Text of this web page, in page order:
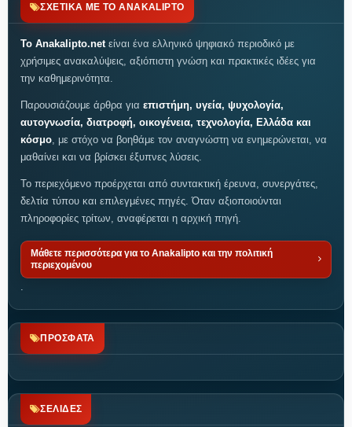
ΣΧΕΤΙΚΑ ΜΕ ΤΟ ANAKALIPTO
Το Anakalipto.net είναι ένα ελληνικό ψηφιακό περιοδικό με
χρήσιμες ανακαλύψεις, αξιόπιστη γνώση και πρακτικές ιδέες για
την καθημερινότητα.
Παρουσιάζουμε άρθρα για επιστήμη, υγεία, ψυχολογία,
αυτογνωσία, διατροφή, οικογένεια, τεχνολογία, Ελλάδα και
κόσμο , με στόχο να βοηθάμε τον αναγνώστη να ενημερώνεται, να
μαθαίνει και να βρίσκει έξυπνες λύσεις.
Το περιεχόμενο προέρχεται από συντακτική έρευνα, συνεργάτες,
δελτία τύπου και επιλεγμένες πηγές. Όταν αξιοποιούνται
πληροφορίες τρίτων, αναφέρεται η αρχική πηγή.
Μάθετε περισσότερα για το Anakalipto και την πολιτική
περιεχομένου
ΠΡΟΣΦΑΤΑ
ΣΕΛΙΔΕΣ